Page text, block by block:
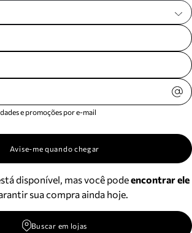
e promoções por e-mail
Avise-me quando chegar
disponível, mas você podeencontrar ele
sua compra ainda hoje.
Buscar em lojas